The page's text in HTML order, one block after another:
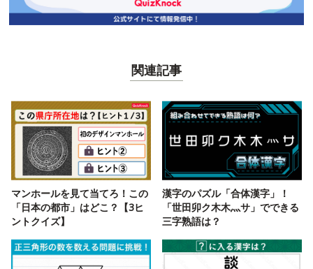
関連記事
マンホールを見て当てろ！この
「日本の都市」はどこ？【3ヒ
ントクイズ】
漢字のパズル「合体漢字」！
「世田卯ク木木灬サ」でできる
三字熟語は？